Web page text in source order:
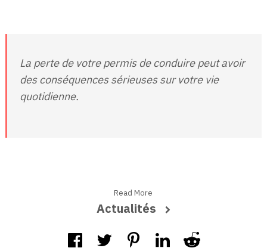
La perte de votre permis de conduire peut avoir
des conséquences sérieuses sur votre vie
quotidienne.
Read More
Actualités